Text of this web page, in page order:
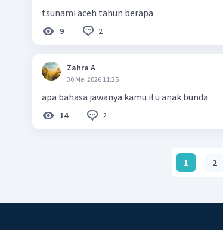
tsunami aceh tahun berapa
9 2
Zahra A
30 Mei 2026 11:25
apa bahasa jawanya kamu itu anak bunda
14 2
1 2